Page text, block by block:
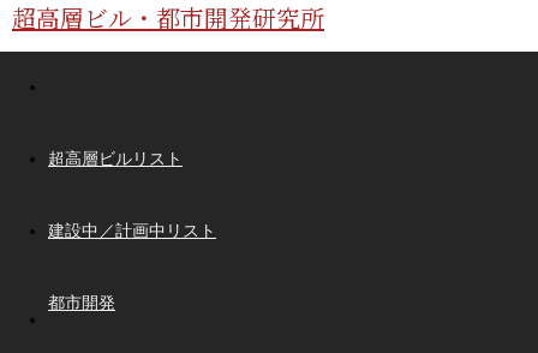
超高層ビル・都市開発研究所
超高層ビルリスト
建設中／計画中リスト
都市開発